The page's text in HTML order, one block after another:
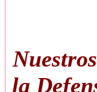
la